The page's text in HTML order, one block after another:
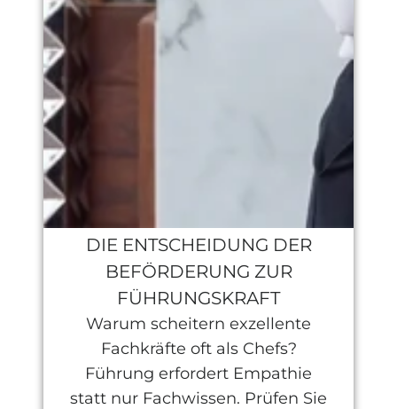
DIE ENTSCHEIDUNG DER
BEFÖRDERUNG ZUR
FÜHRUNGSKRAFT
Warum scheitern exzellente
Fachkräfte oft als Chefs?
Führung erfordert Empathie
statt nur Fachwissen. Prüfen Sie